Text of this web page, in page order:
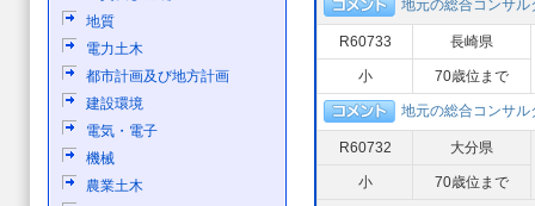
地元の総合コンサル
R60733 長崎県
小 70歳位まで
地元の総合コンサル
R60732 大分県
小 70歳位まで
地質
電力土木
都市計画及び地方計画
建設環境
電気・電子
機械
農業土木